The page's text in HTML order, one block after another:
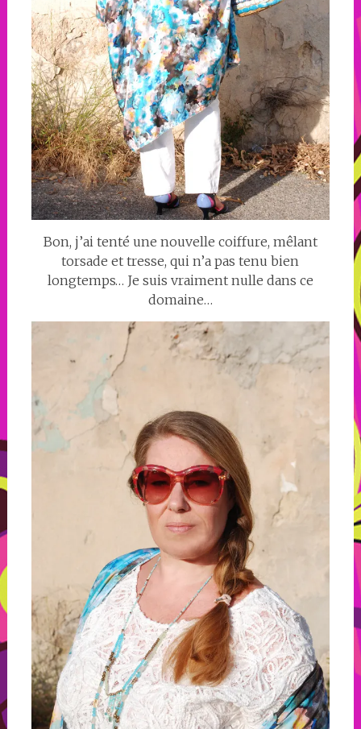
Bon, j’ai tenté une nouvelle coiffure, mêlant
torsade et tresse, qui n’a pas tenu bien
longtemps… Je suis vraiment nulle dans ce
domaine…